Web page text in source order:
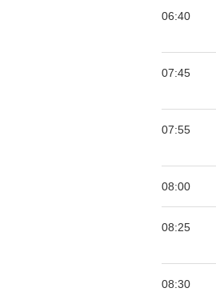
06:40
07:45
07:55
08:00
08:25
08:30